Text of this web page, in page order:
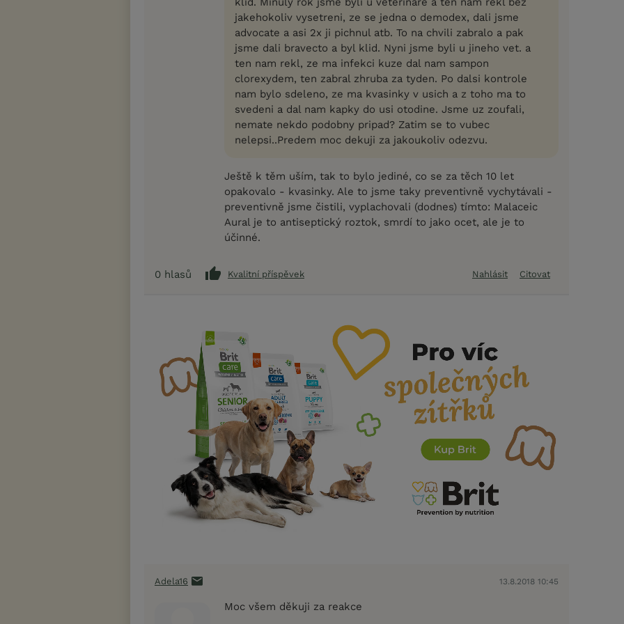
jakehokoliv vysetreni, ze se jedna o demodex, dali jsme
advocate a asi 2x ji pichnul atb. To na chvili zabralo a pak
jsme dali bravecto a byl klid. Nyni jsme byli u jineho vet. a
ten nam rekl, ze ma infekci kuze dal nam sampon
clorexydem, ten zabral zhruba za tyden. Po dalsi kontrole
nam bylo sdeleno, ze ma kvasinky v usich a z toho ma to
svedeni a dal nam kapky do usi otodine. Jsme uz zoufali,
nemate nekdo podobny pripad? Zatim se to vubec
nelepsi..Predem moc dekuji za jakoukoliv odezvu.
Ještě k těm uším, tak to bylo jediné, co se za těch 10 let
opakovalo - kvasinky. Ale to jsme taky preventivně vychytávali -
preventivně jsme čistili, vyplachovali (dodnes) tímto: Malaceic
Aural je to antiseptický roztok, smrdí to jako ocet, ale je to
účinné.
0 hlasů Kvalitní příspěvek Nahlásit Citovat
Adela16 13.8.2018 10:45
Moc všem děkuji za reakce